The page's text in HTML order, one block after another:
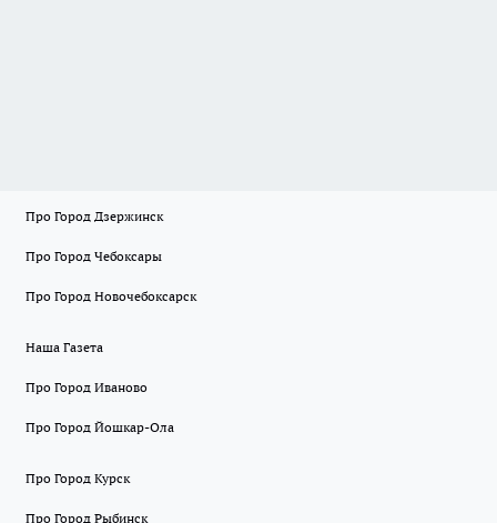
Про Город Дзержинск
Про Город Чебоксары
Про Город Новочебоксарск
Наша Газета
Про Город Иваново
Про Город Йошкар-Ола
Про Город Курск
Про Город Рыбинск